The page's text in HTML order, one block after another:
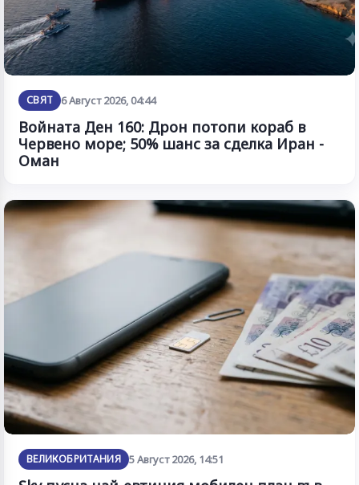
СВЯТ 6 Август 2026, 04:44
Войната Ден 160: Дрон потопи кораб в
Червено море; 50% шанс за сделка Иран -
Оман
ВЕЛИКОБРИТАНИЯ 5 Август 2026, 14:51